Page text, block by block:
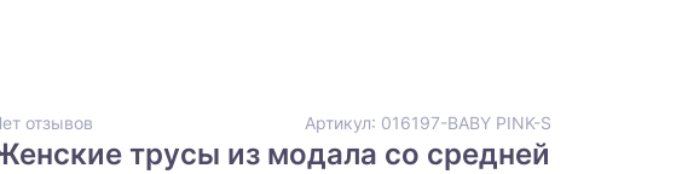
отзывов Артикул: 016197-BABY PINK-S
трусы из модала со средней